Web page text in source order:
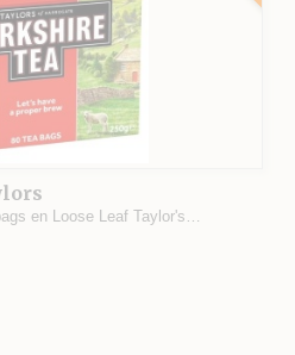
en Loose Leaf Taylor's…